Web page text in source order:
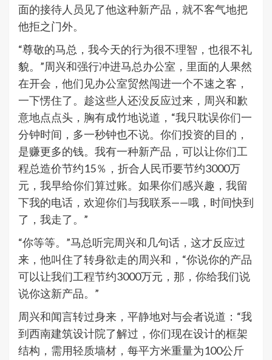
面的接待人员见了他这种新产品，就不客气地把
他拒之门外。
“尊敬的马总，我今天的行为很不理智，也很不礼
貌。”周兴和强行冲进马总办公室，里面的人果然
在开会，他们见办公室贸然闯进一个不速之客，
一下愣住了。趁这些人还没反应过来，周兴和歉
意地点点头，胸有成竹地说道，“我只耽误你们一
分钟时间，多一秒钟也不说。你们投资的目的，
是赚更多的钱。我有一种新产品，可以让你们工
程总造价节约15％，折合人民币要节约3000万
元，我早给你们算过账。如果你们感兴趣，我留
下我的电话，欢迎你们与我联系——哦，时间快到
了，我走了。”
“你等等。”马总听完周兴和几句话，这才反应过
来，他叫住了转身欲走的周兴和，“你说你的产品
可以让我们工程节约3000万元，那，你给我们说
说你这新产品。”
周兴和闻言转过身来，平静地对与会者说道：“我
到西南建筑设计院了解过，你们现在设计的框架
结构，需用轻质墙材，每平方米重量为100公斤